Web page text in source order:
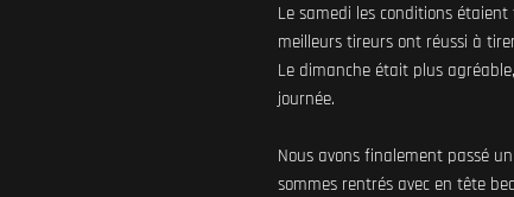
Le samedi les conditions
meilleurs tireurs ont réussi à
Le dimanche était plus
journée.
Nous avons finalement passé
sommes rentrés avec en tête